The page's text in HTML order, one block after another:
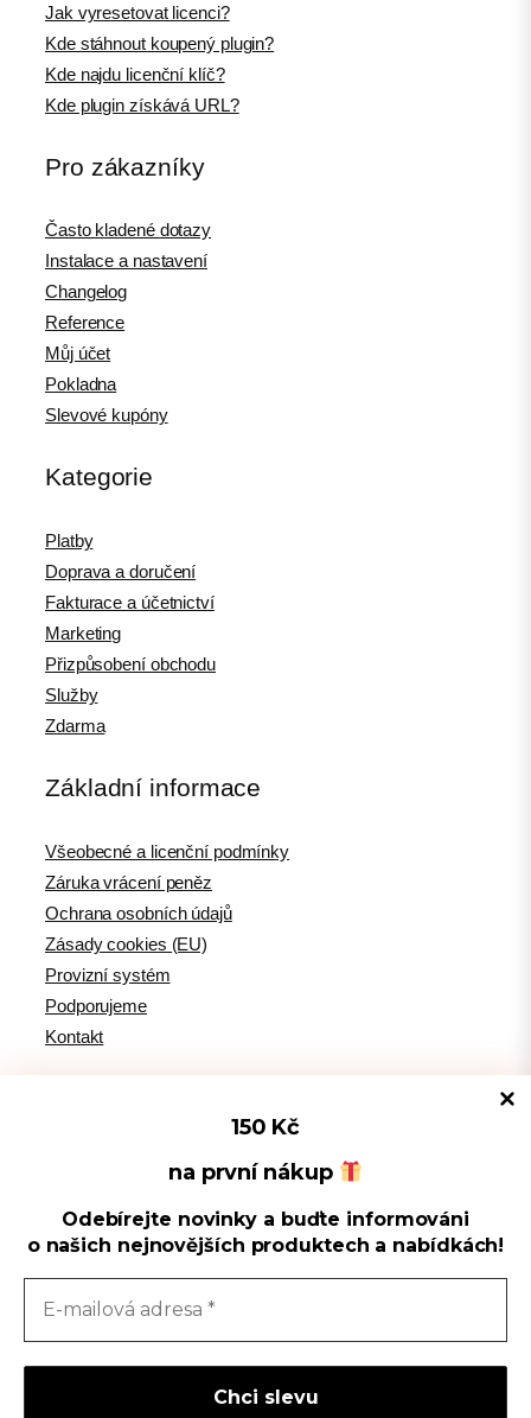
Spravovat souhlas s cookies
Používáme cookies k optimalizaci našich webových stránek a našich
služeb.
150 Kč
na první nákup
Odebírejte novinky a buďte informováni
o našich nejnovějších produktech a nabídkách!
Jak vyresetovat licenci?
Kde stáhnout koupený plugin?
Kde najdu licenční klíč?
Kde plugin získává URL?
Pro zákazníky
Často kladené dotazy
Instalace a nastavení
Changelog
Reference
Můj účet
Pokladna
Slevové kupóny
Kategorie
Platby
Doprava a doručení
Fakturace a účetnictví
Marketing
Přizpůsobení obchodu
Služby
Zdarma
Základní informace
Všeobecné a licenční podmínky
Záruka vrácení peněz
Ochrana osobních údajů
Zásady cookies (EU)
Provizní systém
Podporujeme
Kontakt
Tipy pro WordPress
WPlama.cz: WordPress návody